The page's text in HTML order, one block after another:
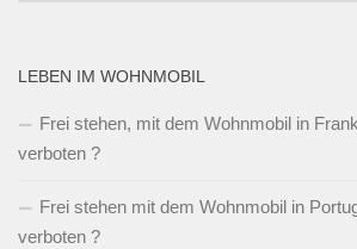
LEBEN IM WOHNMOBIL
Frei stehen, mit dem Wohnmobil in
verboten ?
Frei stehen mit dem Wohnmobil in
verboten ?